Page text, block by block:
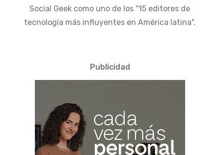
Social Geek como uno de los "15 editores de
tecnología más influyentes en América latina".
Publicidad